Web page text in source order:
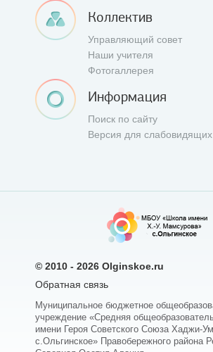
Коллектив
Управляющий совет
Наши учителя
Фотогаллерея
Информация
Поиск по сайту
Версия для слабовидящих
© 2010 - 2026 Olginskoe.ru
Обратная связь
Муниципальное бюджетное
учреждение «Средняя
имени Героя Советского Союза Хаджи-
с.Ольгинское» Правобережного района